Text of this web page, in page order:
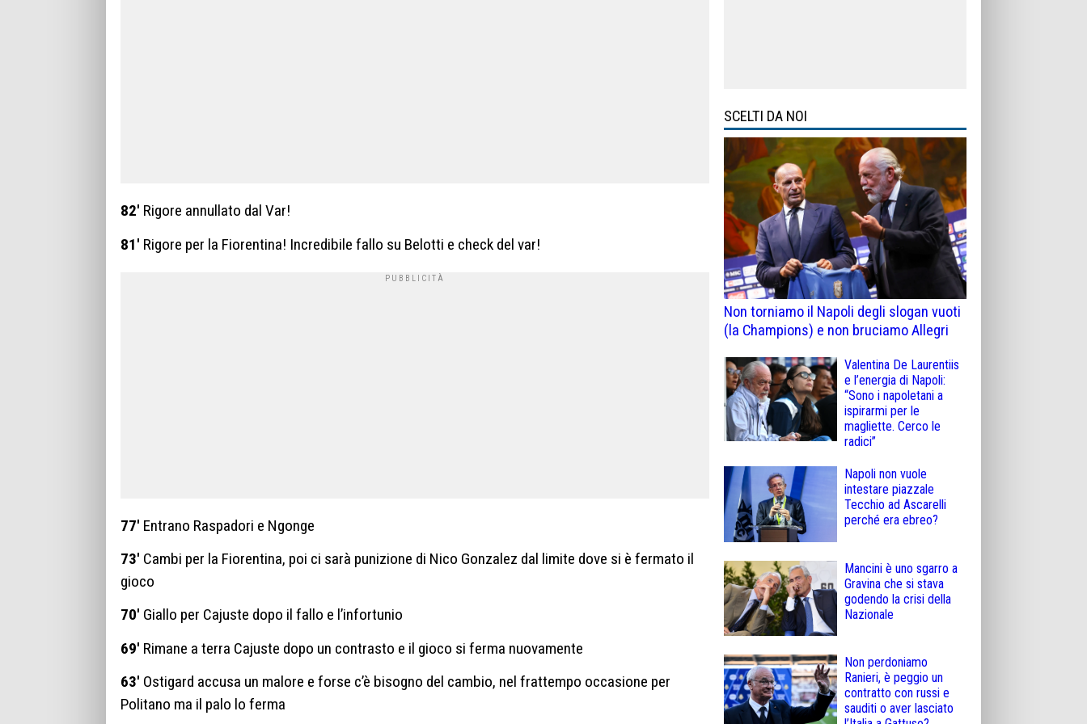
82′ Rigore annullato dal Var!
81′ Rigore per la Fiorentina! Incredibile fallo su Belotti e check del var!
77′ Entrano Raspadori e Ngonge
73′ Cambi per la Fiorentina, poi ci sarà punizione di Nico Gonzalez dal limite dove si è fermato il
gioco
70′ Giallo per Cajuste dopo il fallo e l’infortunio
69′ Rimane a terra Cajuste dopo un contrasto e il gioco si ferma nuovamente
63′ Ostigard accusa un malore e forse c’è bisogno del cambio, nel frattempo occasione per
Politano ma il palo lo ferma
SCELTI DA NOI
Non torniamo il Napoli degli slogan vuoti
(la Champions) e non bruciamo Allegri
Valentina De Laurentiis
e l’energia di Napoli:
“Sono i napoletani a
ispirarmi per le
magliette. Cerco le
radici”
Napoli non vuole
intestare piazzale
Tecchio ad Ascarelli
perché era ebreo?
Mancini è uno sgarro a
Gravina che si stava
godendo la crisi della
Nazionale
Non perdoniamo
Ranieri, è peggio un
contratto con russi e
sauditi o aver lasciato